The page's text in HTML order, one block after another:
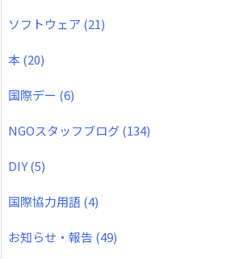
ソフトウェア (21)
本(20)
国際デー (6)
NGOスタッフブログ(134)
DIY(5)
国際協力用語(4)
お知らせ・報告 (49)